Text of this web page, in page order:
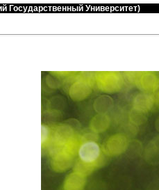
Государственный Университет)